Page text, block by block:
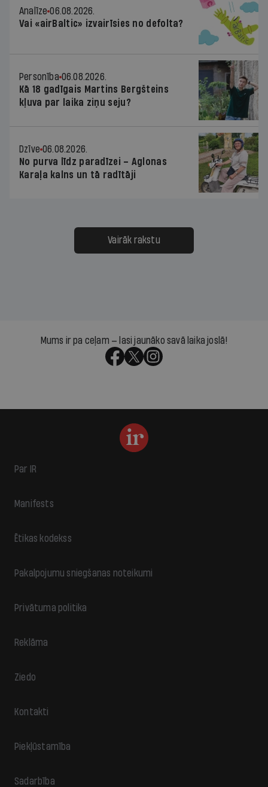
Analīze 06.08.2026.
Vai «airBaltic» izvairīsies no defolta?
Personība 06.08.2026.
Kā 18 gadīgais Martins Bergšteins
kļuva par laika ziņu seju?
Dzīve 06.08.2026.
No purva līdz paradīzei – Aglonas
Karaļa kalns un tā radītāji
Vairāk rakstu
Mums ir pa ceļam — lasi jaunāko savā laika joslā!
Par IR
Manifests
Ētikas kodekss
Pakalpojumu sniegšanas noteikumi
Privātuma politika
Reklāma
Ziedo
Kontakti
Piekļūstamība
Sadarbība